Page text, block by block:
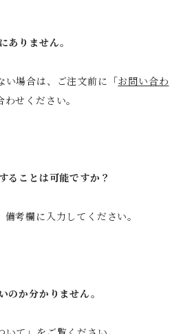
ありません。
い場合は、ご注文前に「お問い合わ
わせください。
ることは可能ですか？
考欄に入力してください。
のか分かりません。